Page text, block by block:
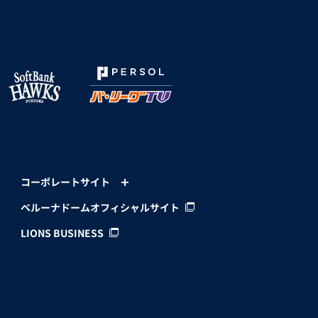
コーポレートサイト
ベルーナドームオフィシャルサイト
LIONS BUSINESS